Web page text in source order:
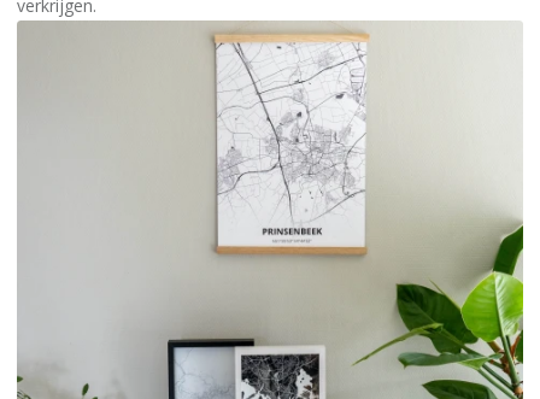
verkrijgen.